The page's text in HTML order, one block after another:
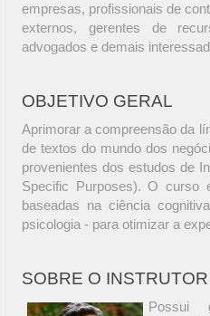
empresas, profissionais de
externos, gerentes de
advogados e demais
OBJETIVO GERAL
Aprimorar a compreensão da
de textos do mundo dos
provenientes dos estudos de
Specific Purposes). O curso
baseadas na ciência
psicologia - para otimizar a
SOBRE O INSTRUTOR
Possui